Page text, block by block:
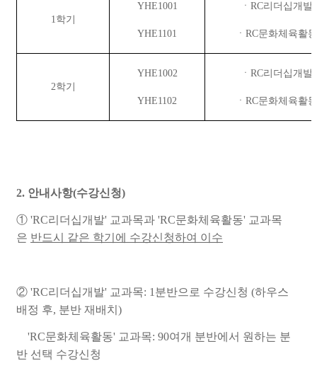
1학기
YHE1001
YHE1101
ㆍ RC리더십개발
ㆍ RC문화체육활동
2학기
YHE1002
YHE1102
ㆍ RC리더십개발
ㆍ RC문화체육활동
2. 안내사항(수강신청)
① 'RC리더십개발' 교과목과 'RC문화체육활동' 교과목
은 반드시 같은 학기에 수강신청하여 이수
② 'RC리더십개발' 교과목: 1분반으로 수강신청 (하우스
배정 후, 분반 재배치)
'RC문화체 육활동' 교과목: 90여개 분반에서 원하는 분
반 선택 수강신청